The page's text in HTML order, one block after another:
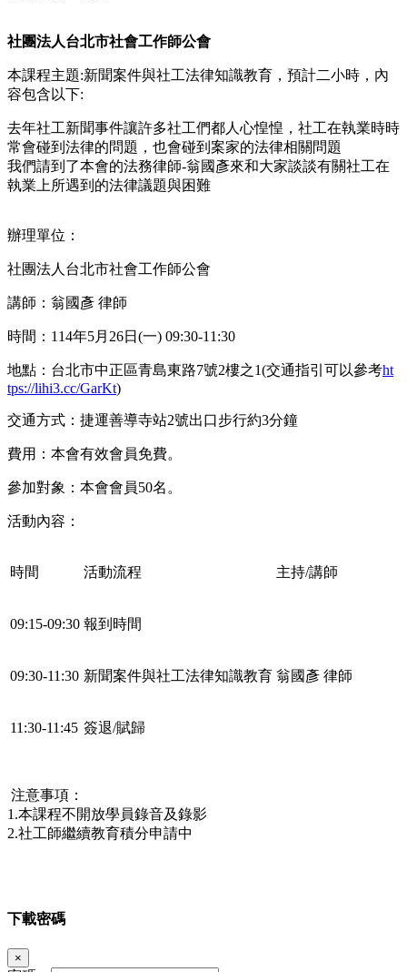
社團法人台北市社會工作師公會
本課程主題:新聞案件與社工法律知識教育，預計二小時，內
容包含以下:
去年社工新聞事件讓許多社工們都人心惶惶，社工在執業時時
常會碰到法律的問題，也會碰到案家的法律相關問題
我們請到了本會的法務律師-翁國彥來和大家談談有關社工在
執業上所遇到的法律議題與困難
辦理單位：
社團法人台北市社會工作師公會
講師：翁國彥 律師
時間：114年5月26日(一) 09:30-11:30
地點：台北市中正區青島東路7號2樓之1(交通指引可以參考ht
tps://lihi3.cc/GarKt)
交通方式：捷運善導寺站2號出口步行約3分鐘
費用：本會有效會員免費。
參加對象：本會會員50名。
活動內容：
時間 活動流程 主持/講師
09:15-09:30 報到時間
09:30-11:30 新聞案件與社工法律知識教育 翁國彥 律師
11:30-11:45 簽退/賦歸
注意事項：
1.本課程不開放學員錄音及錄影
2.社工師繼續教育積分申請中
下載密碼
×